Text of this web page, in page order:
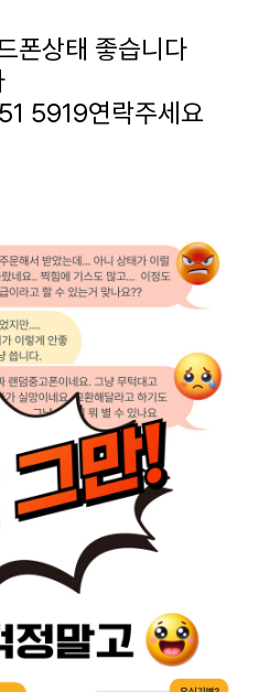
폰상태 좋습니다
5919연락주세요